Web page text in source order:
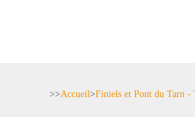
>>Accueil>Finiels et Pont du Tarn -